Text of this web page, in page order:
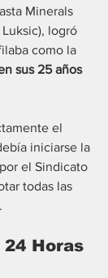
Minerals
logró
como la
sus 25 años
el
iniciarse la
el Sindicato
todas las
Horas